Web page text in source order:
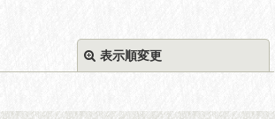
表示順変更